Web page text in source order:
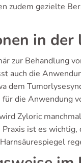
zudem gezielte
in der
zur Behandlung
auch die
dem
die Anwendung
Zyloric
Praxis ist es